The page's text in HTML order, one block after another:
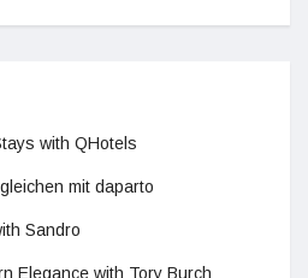
with QHotels
mit daparto
Sandro
Elegance with Tory Burch